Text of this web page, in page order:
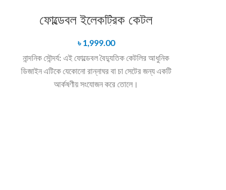
ফোল্ডেবল ইলেকট্রিক কেটল
৳1,999.00
নান্দনিক সৌন্দর্য: এই ফোল্ডেবল বৈদ্যুতিক কেটলির আধুনিক
ডিজাইন এটিকে যেকোনো রান্নাঘর বা চা সেটের জন্য একটি
আর্কষণীয় সংযোজন করে তোলে।